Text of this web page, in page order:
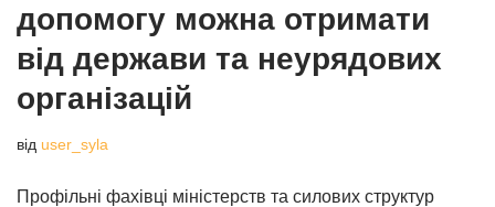
допомогу можна отримати
від держави та неурядових
організацій
від user_syla
Профільні фахівці міністерств та силових структур